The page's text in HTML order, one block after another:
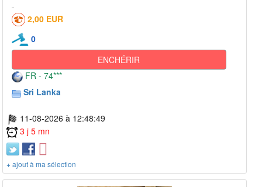
2,00 EUR
0
ENCHÉRIR
FR - 74***
Sri Lanka
11-08-2026 à 12:48:49
3 j 5 mn
+ ajout à ma sélection